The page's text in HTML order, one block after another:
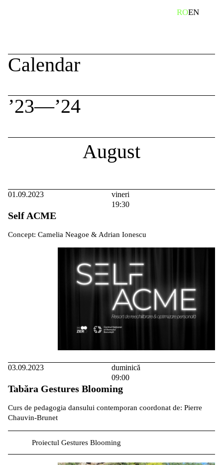
ROEN
Calendar
’23—’24
August
01.09.2023
vineri
19:30
Self ACME
Concept: Camelia Neagoe & Adrian Ionescu
03.09.2023
duminică
09:00
Tabăra Gestures Blooming
Curs de pedagogia dansului contemporan coordonat de: Pierre
Chauvin-Brunet
Proiectul Gestures Blooming